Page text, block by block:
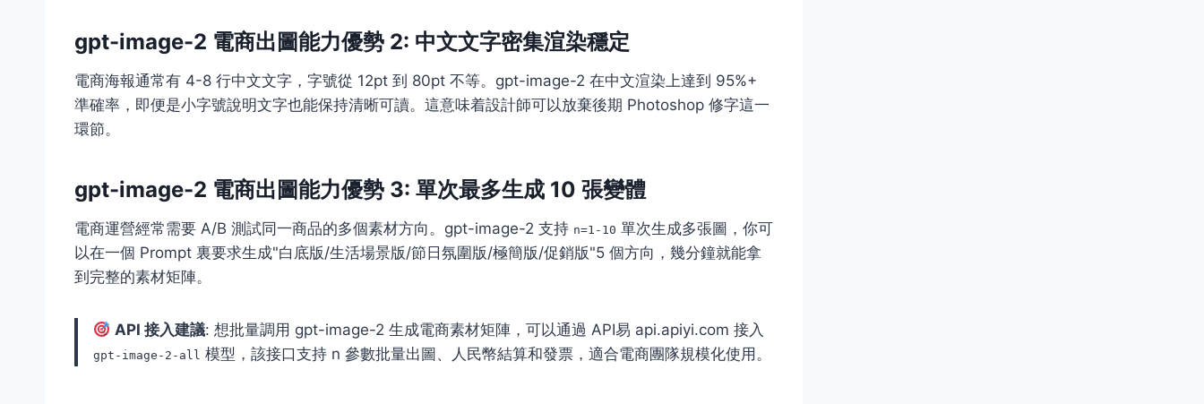
gpt-image-2 電商出圖能力優勢 2: 中文文字密集渲染穩定
電商海報通常有 4-8 行中文文字，字號從 12pt 到 80pt 不等。gpt-image-2 在中文渲染上達到 95%+
準確率，即便是小字號說明文字也能保持清晰可讀。這意味着設計師可以放棄後期 Photoshop 修字這一
環節。
gpt-image-2 電商出圖能力優勢 3: 單次最多生成 10 張變體
電商運營經常需要 A/B 測試同一商品的多個素材方向。gpt-image-2 支持 n=1-10 單次生成多張圖，你可
以在一個 Prompt 裏要求生成"白底版/生活場景版/節日氛圍版/極簡版/促銷版"5 個方向，幾分鐘就能拿
到完整的素材矩陣。
API 接入建議: 想批量調用 gpt-image-2 生成電商素材矩陣，可以通過 API易 api.apiyi.com 接入
gpt-image-2-all 模型，該接口支持 n 參數批量出圖、人民幣結算和發票，適合電商團隊規模化使用。